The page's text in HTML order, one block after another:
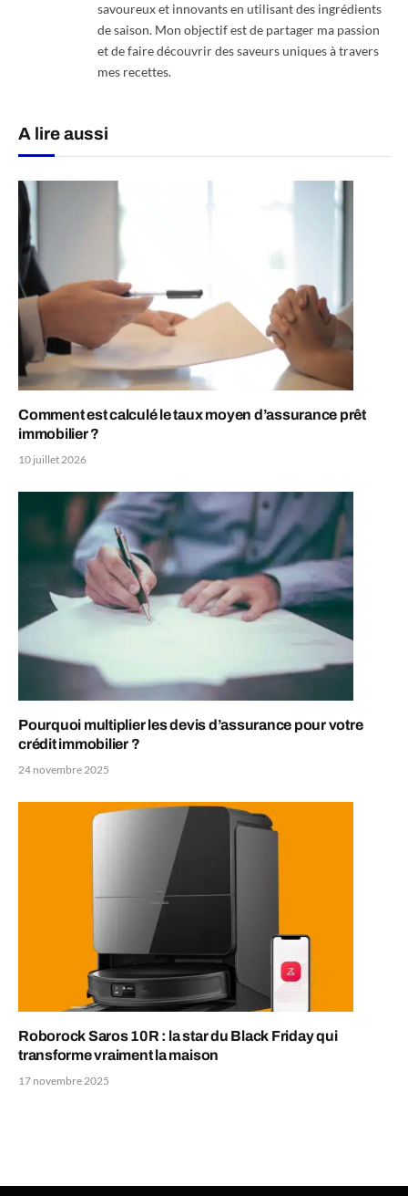
savoureux et innovants en utilisant des ingrédients
de saison. Mon objectif est de partager ma passion
et de faire découvrir des saveurs uniques à travers
mes recettes.
A lire aussi
Comment est calculé le taux moyen d’assurance prêt
immobilier ?
10 juillet 2026
Pourquoi multiplier les devis d’assurance pour votre
crédit immobilier ?
24 novembre 2025
Roborock Saros 10R : la star du Black Friday qui
transforme vraiment la maison
17 novembre 2025